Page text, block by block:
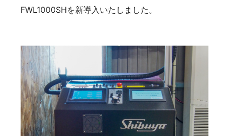
FWL1000SHを新導入いたしました。